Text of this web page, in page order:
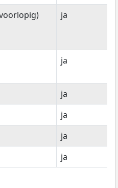
ja
ja
ja
ja
ja
ja